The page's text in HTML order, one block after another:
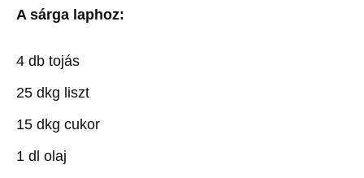
A sárga laphoz:
4 db tojás
25 dkg liszt
15 dkg cukor
1 dl olaj